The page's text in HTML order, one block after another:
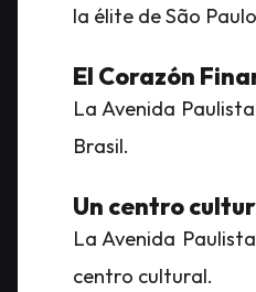
la élite de São
El Corazón
La Avenida
Brasil.
Un centro
La Avenida
centro cultural.